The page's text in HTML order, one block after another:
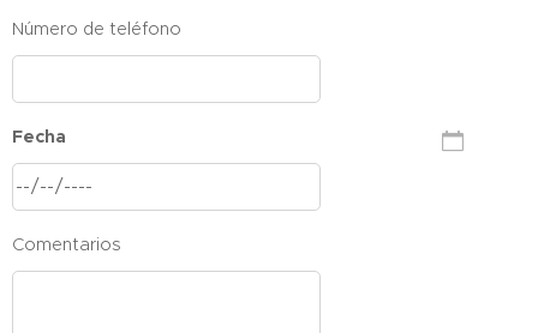
Número de teléfono
Fecha
Comentarios